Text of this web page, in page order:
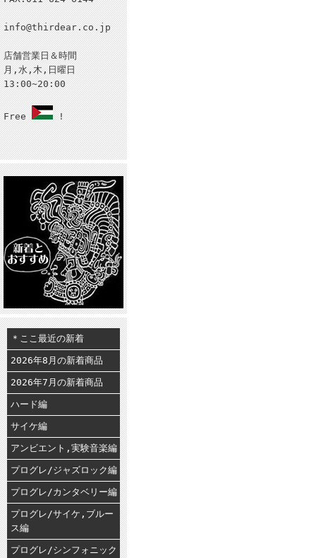
info@thirdear.co.jp
店舗営業日＆時間
月,水,木,日曜日
13:00~20:00
Free !
＊ここ最近の新着
2026年8月の新着商品
2026年7月の新着商品
ハード編
サイケ編
アンビエント,実験音楽編
プログレ/ジャズロック編
プログレ/カンタベリー編
プログレ/サイケ,ブルー
ス編
プログレ/シンフォニック